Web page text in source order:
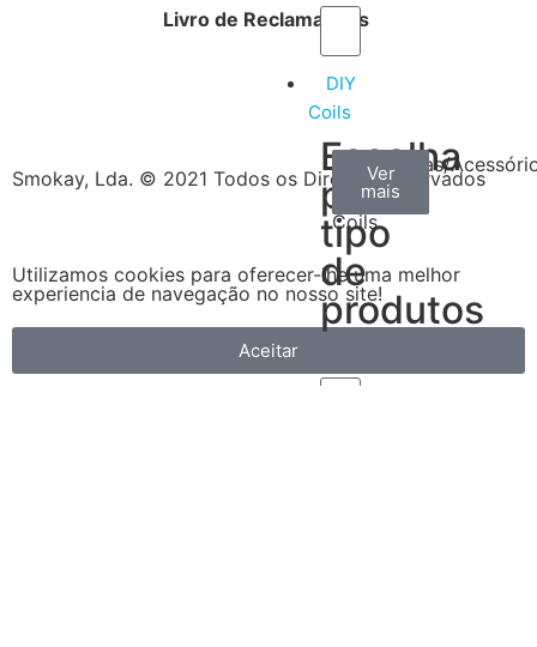
DIY
Coils
Escolha
por
tipo
de
produtos
Arame
Coils
Ver
mais
Algodão
Ver
mais
Ferramentas/
Ver
mais
Livro de Reclamações
Smokay, Lda. © 2021 Todos os Direitos Reservados
Utilizamos cookies para oferecer-lhe uma melhor
experiencia de navegação no nosso site!
Aceitar